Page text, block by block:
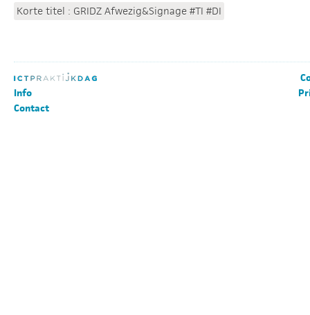
Korte titel : GRIDZ Afwezig&Signage #TI #DI
Info
Contact